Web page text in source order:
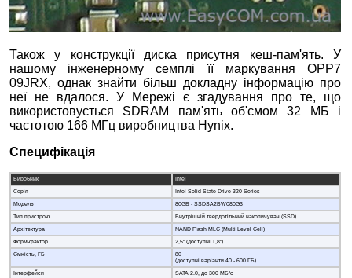
Також у конструкції диска присутня кеш-пам'ять. У
нашому інженерному семплі її маркування OPP7
09JRX, однак знайти більш докладну інформацію про
неї не вдалося. У Мережі є згадування про те, що
використовується SDRAM пам'ять об'ємом 32 МБ і
частотою 166 МГц виробництва Hynix.
Специфікація
Виробник
Intel
Серія
Intel Solid-State Drive 320 Series
Модель
80GB - SSDSA2BW080G3
Тип пристрою
Внутрішній твердотільний накопичувач (SSD)
Архітектура
NAND Flash MLC (Multi Level Cell)
Форм-фактор
2,5" (доступні 1,8")
Ємність, ГБ
80
(доступні варіанти 40 - 600 ГБ)
Інтерфейси
SATA 2.0, до 300 МБ/с